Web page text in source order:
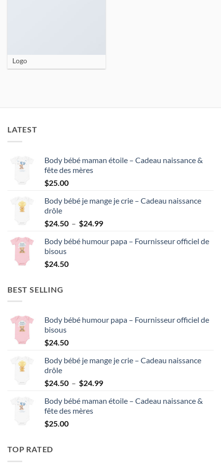
Logo
LATEST
Body bébé maman étoile – Cadeau naissance &
fête des mères
$25.00
Body bébé je mange je crie – Cadeau naissance
drôle
$24.50 – $24.99Plage
prix :
Body bébé humour papa – Fournisseur officiel de
bisous
$24.50
BEST SELLING
Body bébé humour papa – Fournisseur officiel de
bisous
$24.50
Body bébé je mange je crie – Cadeau naissance
drôle
$24.50 – $24.99Plage
prix :
Body bébé maman étoile – Cadeau naissance &
fête des mères
$25.00
TOP RATED